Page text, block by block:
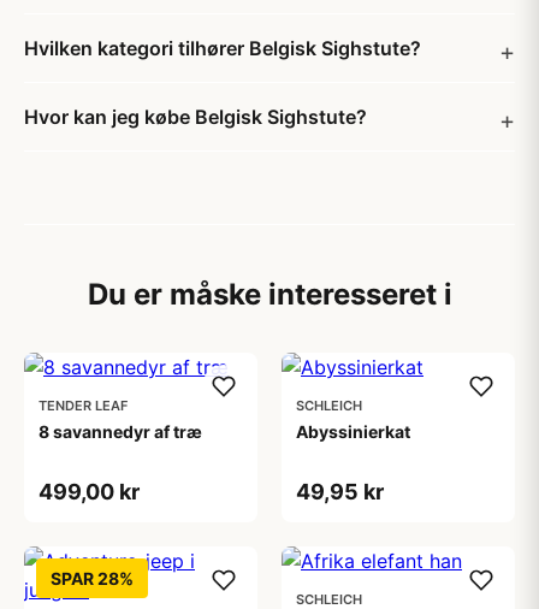
Hvilken kategori tilhører Belgisk Sighstute?
Hvor kan jeg købe Belgisk Sighstute?
Du er måske interesseret i
TENDER LEAF
8 savannedyr af træ
499,00 kr
SCHLEICH
Abyssinierkat
49,95 kr
SPAR 28%
SCHLEICH